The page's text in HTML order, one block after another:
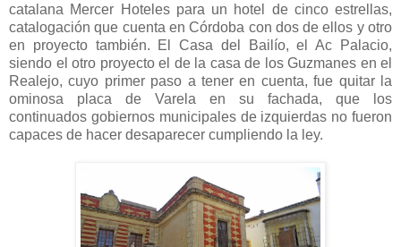
catalana Mercer Hoteles para un hotel de cinco estrellas,
catalogación que cuenta en Córdoba con dos de ellos y otro
en proyecto también. El Casa del Bailío, el Ac Palacio,
siendo el otro proyecto el de la casa de los Guzmanes en el
Realejo, cuyo primer paso a tener en cuenta, fue quitar la
ominosa placa de Varela en su fachada, que los
continuados gobiernos municipales de izquierdas no fueron
capaces de hacer desaparecer cumpliendo la ley.